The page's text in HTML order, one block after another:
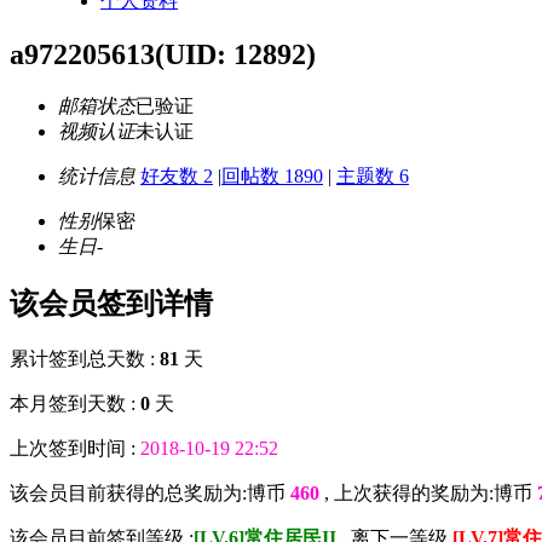
a972205613(UID: 12892)
邮箱状态已验证
视频认证未认证
统计信息 好友数 2 |回帖数 1890 | 主题数 6
性别保密
生日-
该会员签到详情
累计签到总天数 : 81 天
本月签到天数 : 0 天
上次签到时间 : 2018-10-19 22:52
该会员目前获得的总奖励为:博币 460 , 上次获得的奖励为:博币